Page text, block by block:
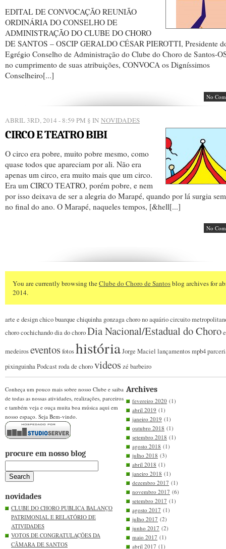
EDITAL DE CONVOCAÇÃO REUNIÃO
ORDINÁRIA DO CONSELHO DE
ADMINISTRAÇÃO DO CLUBE DO CHORO
DE SANTOS – OSCIP GERALDO CÉSAR PIEROTTI, Presidente
Egrégio Conselho de Administração do Clube do Choro de Santos-
no cumprimento de suas atribuições, CONVOCA os Digníssimos
Conselheiro[...]
No
ABRIL 3RD, 2014 - 8:59 PM § IN NOVIDADES
CIRCO E TEATRO BIBI
O circo era pobre, muito pobre mesmo, como
quase todos que apareciam por ali. Não era
apenas um circo, era muito mais que um circo.
Era um CIRCO TEATRO, porém pobre, e nem
por isso deixava de ser a alegria do Marapé, quando por lá surgia
no final do ano. O Marapé, naqueles tempos, [&hell[...]
No
You are currently browsing theClube do Choro de Santosblog archives for
2014.
arte e designchico buarque chiquinha gonzagachoro no aquáriocircuito
chorocochichandodia do choroDia Nacional/Estadual do Choro
medeiroseventos fotoshistóriaJorge Maciel lançamentosmpb4
pixinguinhaPodcastroda de chorovideos zé barbeiro
Conheça um pouco mais sobre nosso Clube e saiba
de todas as nossas atividades, realizações, parceiros
e também veja e ouça muita boa música aqui em
nosso espaço. Seja Bem-vindo.
procure em nosso blog
novidades
CLUBE DO CHORO PUBLICA BALANÇO
PATRIMONIAL E RELATÓRIO DE
ATIVIDADES
VOTOS DE CONGRATULAÇÕES DA
CÂMARA DE SANTOS
Archives
fevereiro 2020 (1)
abril 2019 (1)
janeiro 2019 (1)
outubro 2018 (1)
setembro 2018 (1)
agosto 2018 (1)
julho 2018 (3)
abril 2018 (1)
janeiro 2018 (1)
dezembro 2017 (1)
novembro 2017 (6)
setembro 2017 (1)
agosto 2017 (1)
julho 2017 (2)
junho 2017 (2)
maio 2017 (1)
abril 2017 (1)